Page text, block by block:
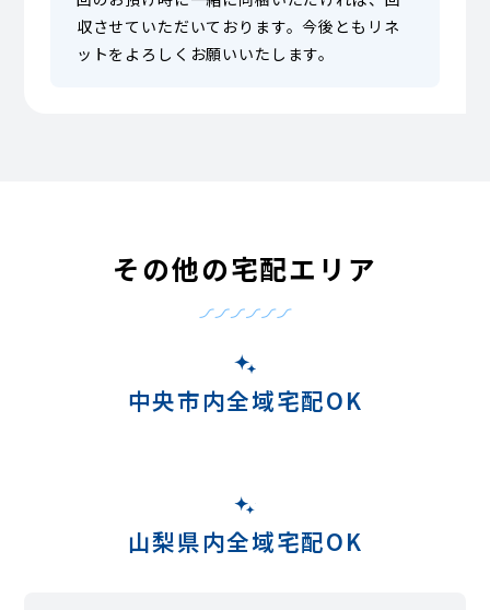
収させていただいております。今後ともリネ
ットをよろしくお願いいたします。
その他の宅配エリア
中央市内全域宅配OK
山梨県内全域宅配OK